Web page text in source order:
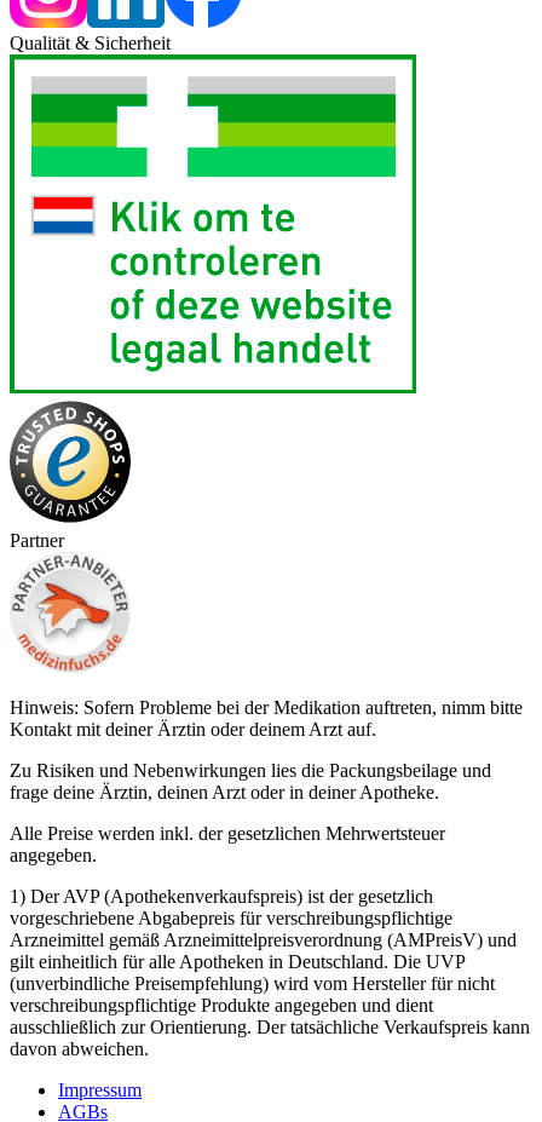
Qualität & Sicherheit
Partner
Hinweis: Sofern Probleme bei der Medikation auftreten, nimm bitte
Kontakt mit deiner Ärztin oder deinem Arzt auf.
Zu Risiken und Nebenwirkungen lies die Packungsbeilage und
frage deine Ärztin, deinen Arzt oder in deiner Apotheke.
Alle Preise werden inkl. der gesetzlichen Mehrwertsteuer
angegeben.
1) Der AVP (Apothekenverkaufspreis) ist der gesetzlich
vorgeschriebene Abgabepreis für verschreibungspflichtige
Arzneimittel gemäß Arzneimittelpreisverordnung (AMPreisV) und
gilt einheitlich für alle Apotheken in Deutschland. Die UVP
(unverbindliche Preisempfehlung) wird vom Hersteller für nicht
verschreibungspflichtige Produkte angegeben und dient
ausschließlich zur Orientierung. Der tatsächliche Verkaufspreis kann
davon abweichen.
Impressum
AGBs